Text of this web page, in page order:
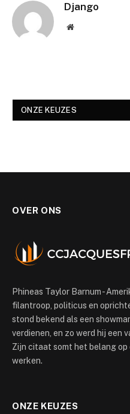
Django
Website
ONZE KEUZES
OVER ONS
Phineas Taylor Barnum -
filantroop, politicus en
stond bekend als een
verdienen, en zo werd hij een
Zijn citaat somt het belang op
werken.
ONZE KEUZES